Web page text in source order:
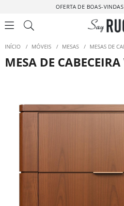
OFERTA DE BOAS-VINDAS
INÍCIO / MÓVEIS / MESAS / MESAS DE
MESA DE